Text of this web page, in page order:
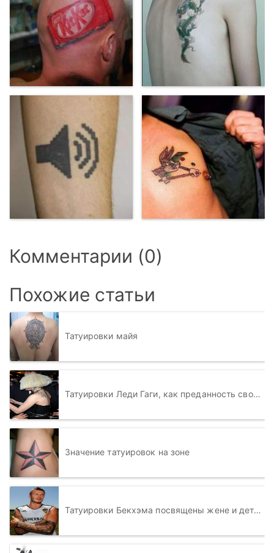
Комментарии (0)
Похожие статьи
Татуировки майя
Татуировки Леди Гаги, как преданность своим поклонникам
Значение татуировок на зоне
Татуировки Бекхэма посвящены жене и детям